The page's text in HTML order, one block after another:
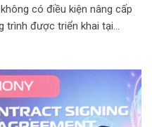
có điều kiện nâng cấp
trình được triển khai tại…